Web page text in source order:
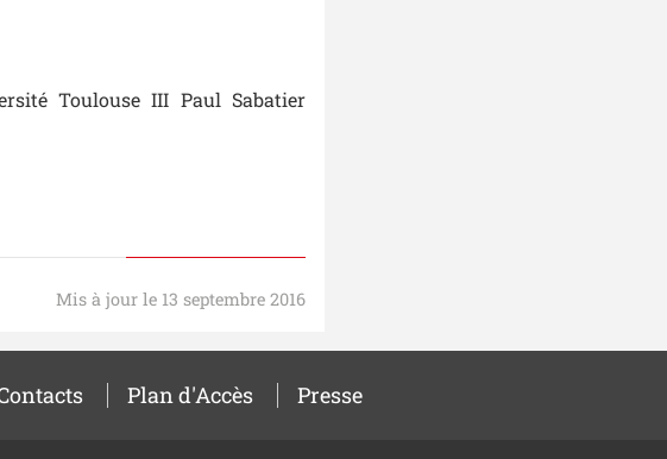
Toulouse III Paul Sabatier
Mis à jour le 13 septembre 2016
Plan d'Accès Presse